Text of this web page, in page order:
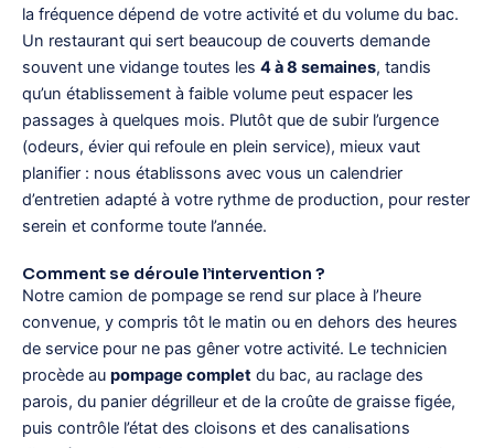
la fréquence dépend de votre activité et du volume du bac.
Un restaurant qui sert beaucoup de couverts demande
souvent une vidange toutes les 4 à 8 semaines, tandis
qu’un établissement à faible volume peut espacer les
passages à quelques mois. Plutôt que de subir l’urgence
(odeurs, évier qui refoule en plein service), mieux vaut
planifier : nous établissons avec vous un calendrier
d’entretien adapté à votre rythme de production, pour rester
serein et conforme toute l’année.
Comment se déroule l’intervention ?
Notre camion de pompage se rend sur place à l’heure
convenue, y compris tôt le matin ou en dehors des heures
de service pour ne pas gêner votre activité. Le technicien
procède au pompage complet du bac, au raclage des
parois, du panier dégrilleur et de la croûte de graisse figée,
puis contrôle l’état des cloisons et des canalisations